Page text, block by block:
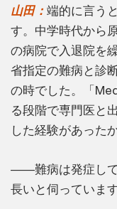
山田： 端的に言う
す。中学時代から
の病院で入退院を
省指定の難病と診
の時でした。「
る段階で専門医と
した経験があった
――難病は発症して
長いと伺っています